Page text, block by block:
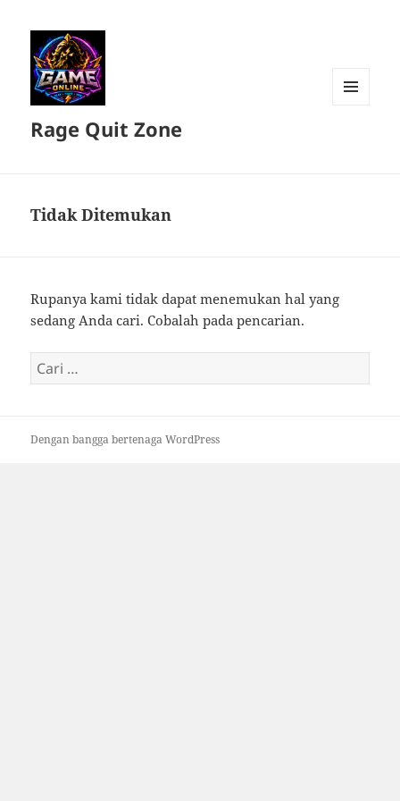
Rage Quit Zone
Tidak Ditemukan
Rupanya kami tidak dapat menemukan hal yang
sedang Anda cari. Cobalah pada pencarian.
Cari
untuk:
Dengan bangga bertenaga WordPress